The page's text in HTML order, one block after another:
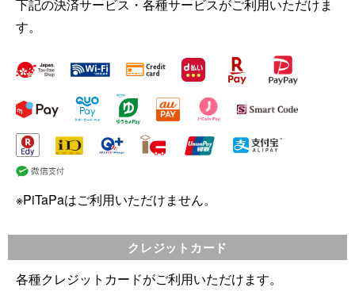
下記の決済サービス・各種サービスがご利用いただけま
す。
※PiTaPaはご利用いただけません。
クレジットカード
各種クレジットカードがご利用いただけます。